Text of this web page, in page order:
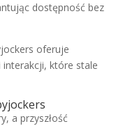
dostępność bez
oferuje
interakcji, które stale
a przyszłość